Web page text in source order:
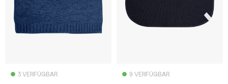
3 VERFÜGBAR 9 VERFÜGBAR